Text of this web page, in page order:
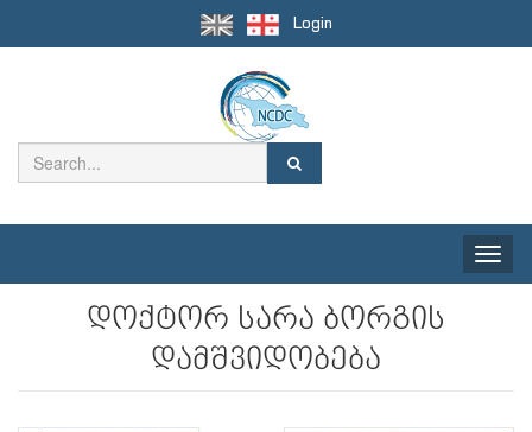
Login
Toggle
დოქტორ სარა ბორგის
დამშვიდობება